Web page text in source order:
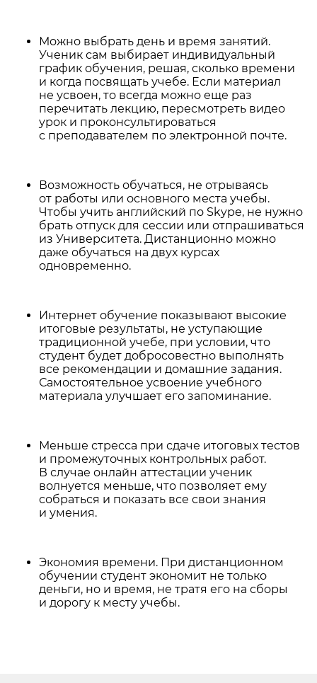
Можно выбрать день и время занятий.
Ученик сам выбирает индивидуальный
график обучения, решая, сколько времени
и когда посвящать учебе. Если материал
не усвоен, то всегда можно еще раз
перечитать лекцию, пересмотреть видео
урок и проконсультироваться
с преподавателем по электронной почте.
Возможность обучаться, не отрываясь
от работы или основного места учебы.
Чтобы учить английский по Skype, не нужно
брать отпуск для сессии или отпрашиваться
из Университета. Дистанционно можно
даже обучаться на двух курсах
одновременно.
Интернет обучение показывают высокие
итоговые результаты, не уступающие
традиционной учебе, при условии, что
студент будет добросовестно выполнять
все рекомендации и домашние задания.
Самостоятельное усвоение учебного
материала улучшает его запоминание.
Меньше стресса при сдаче итоговых тестов
и промежуточных контрольных работ.
В случае онлайн аттестации ученик
волнуется меньше, что позволяет ему
собраться и показать все свои знания
и умения.
Экономия времени. При дистанционном
обучении студент экономит не только
деньги, но и время, не тратя его на сборы
и дорогу к месту учебы.